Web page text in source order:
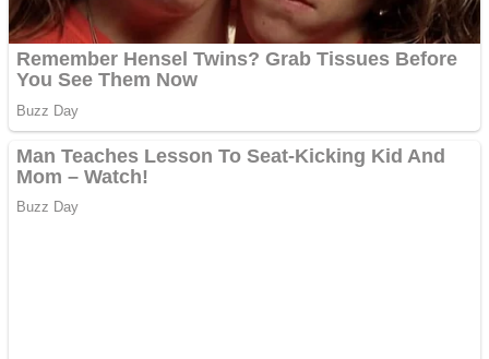
Aplică acum pentru toate
tipurile de împrumuturi
și obține bani urgent!